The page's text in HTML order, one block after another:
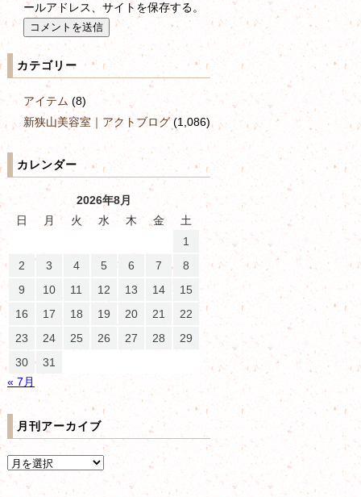
ールアドレス、サイトを保存する。
カテゴリー
アイテム (8)
新狭山美容室｜アクトブログ(1,086)
カレンダー
2026年8月
日
月 火 水 木 金
土
1
2
3 4 5 6 7
8
9
10 11 12 13 14
15
16
17 18 19 20 21
22
23
24 25 26 27 28
29
30
31
« 7月
月刊アーカイブ